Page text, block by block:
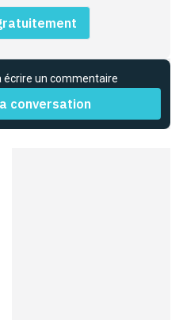
écrire un commentaire
conversation